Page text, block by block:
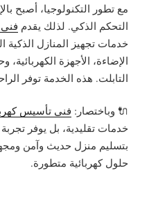
مع تطور التكنولوجيا، أصبح
التحكم الذكي. لذلك يقدم
خدمات تجهيز المنازل
الإضاءة، الأجهزة
التابلت. هذه الخدمة توفر
🔌 وباختصار: فني تأسيس
خدمات تقليدية، بل يوفر
بتسليم منزل حديث وآمن
حلول كهربائية متطورة.